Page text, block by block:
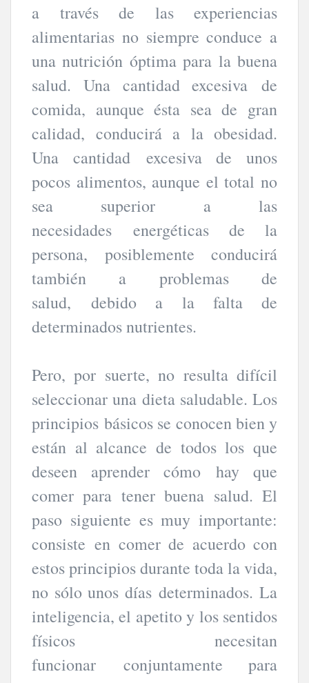
a través de las experiencias
alimentarias no siempre conduce a
una nutrición óptima para la buena
salud. Una cantidad excesiva de
comida, aunque ésta sea de gran
calidad, conducirá a la obesidad.
Una cantidad excesiva de unos
pocos alimentos, aunque el total no
sea superior a las
necesidades energéticas de la
persona, posiblemente conducirá
también a problemas de
salud, debido a la falta de
determinados nutrientes.
Pero, por suerte, no resulta difícil
seleccionar una dieta saludable. Los
principios básicos se conocen bien y
están al alcance de todos los que
deseen aprender cómo hay que
comer para tener buena salud. El
paso siguiente es muy importante:
consiste en comer de acuerdo con
estos principios durante toda la vida,
no sólo unos días determinados. La
inteligencia, el apetito y los sentidos
físicos necesitan
funcionar conjuntamente para